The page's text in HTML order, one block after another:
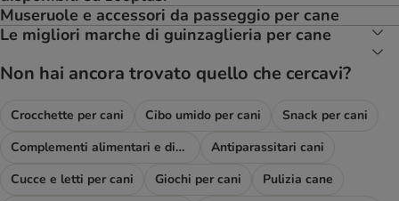
Museruole e accessori da passeggio per cane
Le migliori marche di guinzaglieria per cane
Non hai ancora trovato quello che cercavi?
Crocchette per cani Cibo umido per cani
Snack per cani
Complementi alimentari e diete
Antiparassitari cani
Cucce e letti per cani
Giochi per cani
Pulizia cane